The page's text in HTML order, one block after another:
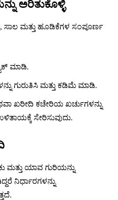
ಅರಿತುಕೊಳ್ಳಿ
ಮತ್ತು ಹೂಡಿಕೆಗಳ ಸಂಪೂರ್ಣ
ಮಾಡಿ.
ಗುರುತಿಸಿ ಮತ್ತು ಕಡಿಮೆ ಮಾಡಿ.
ಖರೀದಿ ಕಚೇರಿಯ ಖರ್ಚುಗಳನ್ನು
ಸೇರಿಸುವುದು.
ಮತ್ತು ಯಾವ ಗುರಿಯನ್ನು
ನಿರ್ಧಾರಗಳನ್ನು